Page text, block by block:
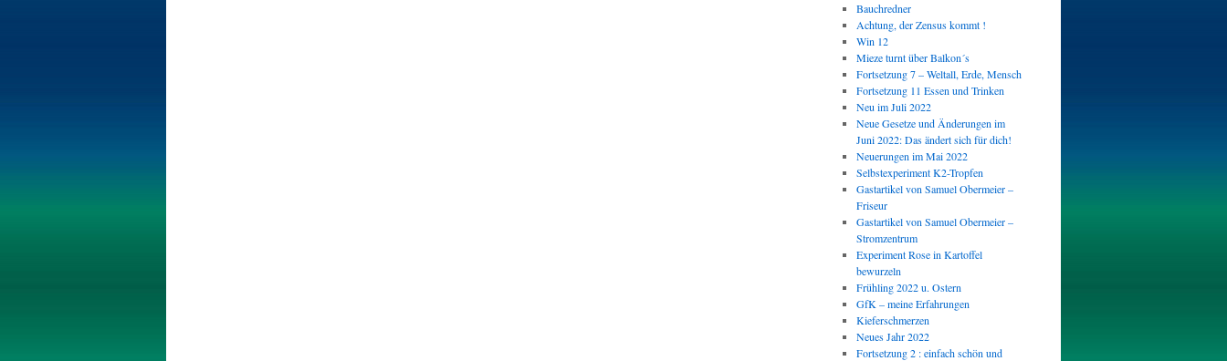
Bauchredner
Achtung, der Zensus kommt !
Win 12
Mieze turnt über Balkon´s
Fortsetzung 7 – Weltall, Erde, Mensch
Fortsetzung 11 Essen und Trinken
Neu im Juli 2022
Neue Gesetze und Änderungen im
Juni 2022: Das ändert sich für dich!
Neuerungen im Mai 2022
Selbstexperiment K2-Tropfen
Gastartikel von Samuel Obermeier –
Friseur
Gastartikel von Samuel Obermeier –
Stromzentrum
Experiment Rose in Kartoffel
bewurzeln
Frühling 2022 u. Ostern
GfK – meine Erfahrungen
Kieferschmerzen
Neues Jahr 2022
Fortsetzung 2 : einfach schön und